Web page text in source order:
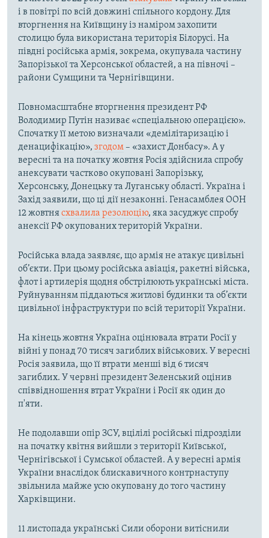
і в повітрі по всій довжині спільного кордону. Для
вторгнення на Київщину із наміром захопити
столицю була використана територія Білорусі. На
півдні російська армія, зокрема, окупувала частину
Запорізької та Херсонської областей, а на півночі –
райони Сумщини та Чернігівщини.
Повномасштабне вторгнення президент РФ
Володимир Путін називає «спеціальною операцією».
Спочатку її метою визначали «демілітаризацію і
денацифікацію», згодом– «захист Донбасу». А у
вересні та на початку жовтня Росія здійснила спробу
анексувати частково окуповані Запорізьку,
Херсонську, Донецьку та Луганську області. Україна і
Захід заявили, що ці дії незаконні. Генасамблея ООН
12 жовтнясхвалила резолюцію, яка засуджує спробу
анексії РФ окупованих територій України.
Російська влада заявляє, що армія не атакує цивільні
об’єкти. При цьому російська авіація, ракетні війська,
флот і артилерія щодня обстрілюють українські міста.
Руйнуванням піддаються житлові будинки та об’єкти
цивільної інфраструктури по всій території України.
На кінець жовтня Україна оцінювала втрати Росії у
війні у понад 70 тисяч загиблих військових. У вересні
Росія заявила, що її втрати менші від 6 тисяч
загиблих. У червні президент Зеленський оцінив
співвідношення втрат України і Росії як один до
п'яти.
Не подолавши опір ЗСУ, вцілілі російські підрозділи
на початку квітня вийшли з території Київської,
Чернігівської і Сумської областей. А у вересні армія
України внаслідок блискавичного контрнаступу
звільнила майже усю окуповану до того частину
Харківщини.
11 листопада українські Сили оборони витіснили